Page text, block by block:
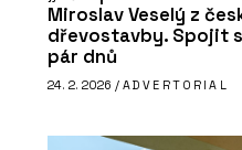
Miroslav Veselý z
dřevostavby. Spojit
pár dnů
24. 2. 2026 / ADVERTORIAL